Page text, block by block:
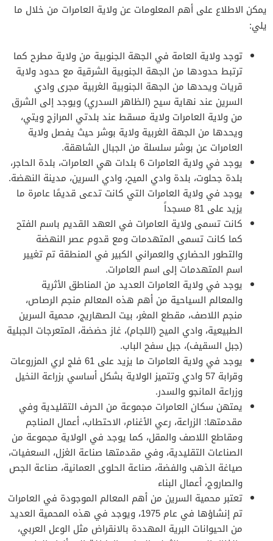
يمكن الاطلاع على أهم المعلومات عن ولاية العامرات من خلال ما
يلي:
توجد ولاية العامة في الجهة الجنوبية من ولاية مطرح كما
ترتبط حدودها من الجهة الجنوبية الشرقية مع حدود ولاية
قريات ويحدها من الجهة الجنوبية الغربية مجرى وادي
السرين عند نهاية سيح (الظاهر السدري) ويوجد إلى الشرق
من ولاية العامرات ولاية مسقط عند بلدتي المرازج ويتي،
ويحدها من الجهة الغربية ولاية بوشر حيث يفصل ولاية
العامرات عن بوشر سلسلة من الجبال الشاهقة.
يوجد في ولاية العامرات 6 بلدات هي العامرات، بلدة الحاجر،
بلدة جحلوت، بلدة وادي الميح، وادي السرين، مدينة النهضة.
يوجد في ولاية العامرات التي كانت تدعى قديمًا عامرة ما
يزيد على 81 مسجداً
كانت تسمى ولاية العامرات في العهد القديم باسم الفتح
كما كانت تسمى المتهدمات ومع قدوم عصر النهضة
والتطور الحضاري والعمراني الكبير في المنطقة تم تغيير
اسم المتهدمات إلى اسم العامرات.
يوجد في ولاية العامرات العديد من المناطق الأثرية
والمعالم السياحية من أهم هذه المعالم منجم الرصاص،
منجم اللاصف، مقطع المغر، بيت الصهاريج، محمية السرين
الطبيعية، وادي الميح (اللجام)، غاز حضضة، المتعرجات الجبلية
(جبل السقيف)، جبل سفح الباب.
يوجد في ولاية العامرات ما يزيد على 61 فلج لري المزروعات
وقرابة 57 وادي وتتميز الولاية بشكل أساسي بزراعة النخيل
وزراعة المانجو والسدر.
يمتهن سكان العامرات مجموعة من الحرف التقليدية وفي
مقدمتها: الزراعة، رعي الأغنام، الاحتطاب، أعمال المناجم
ومقاطع اللاصف والمقل، كما يوجد في الولاية مجموعة من
الصناعات التقليدية، وفي مقدمتها صناعة الغزل، السعفيات،
صياغة الذهب والفضة، صناعة الحلوى العمانية، صناعة الجص
والصاروج، أعمال البناء
تعتبر محمية السرين من أهم المعالم الموجودة في العامرات
تم إنشاؤها في عام 1975، ويوجد في هذه المحمية العديد
من الحيوانات البرية المهددة بالانقراض مثل الوعل العربي،